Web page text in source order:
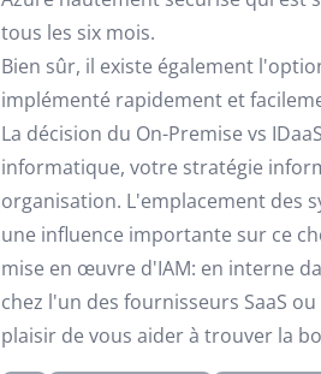
tous les six mois.
Bien sûr, il existe également
implémenté rapidement et
La décision du On-Premise vs
informatique, votre stratégie
organisation. L'emplacement des
une influence importante sur ce
mise en œuvre d'IAM: en interne
chez l'un des fournisseurs SaaS
plaisir de vous aider à trouver la